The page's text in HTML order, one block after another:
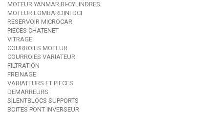
MOTEUR YANMAR BI-CYLINDRES
MOTEUR LOMBARDINI DCI
RESERVOIR MICROCAR
PIECES CHATENET
VITRAGE
COURROIES MOTEUR
COURROIES VARIATEUR
FILTRATION
FREINAGE
VARIATEURS ET PIECES
DEMARREURS
SILENTBLOCS SUPPORTS
BOITES PONT INVERSEUR